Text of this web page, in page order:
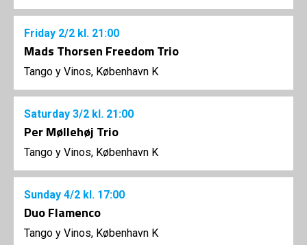
Friday 2/2 kl. 21:00
Mads Thorsen Freedom Trio
Tango y Vinos, København K
Saturday 3/2 kl. 21:00
Per Møllehøj Trio
Tango y Vinos, København K
Sunday 4/2 kl. 17:00
Duo Flamenco
Tango y Vinos, København K